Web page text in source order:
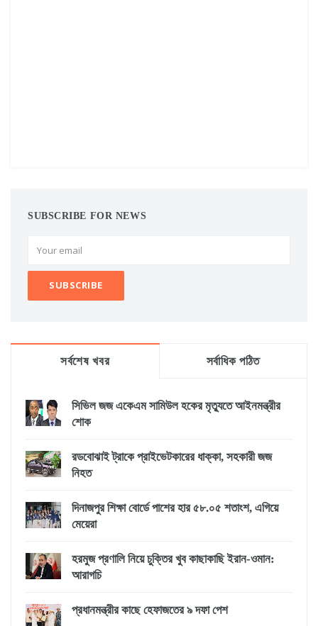
SUBSCRIBE FOR NEWS
সর্বশেষ খবর সর্বাধিক পঠিত
সিভিল জজ একেএম সামিউল হকের মৃত্যুতে আইনমন্ত্রীর
শোক
রডবোঝাই ট্রাকে প্রাইভেটকারের ধাক্কা, সহকারী জজ
নিহত
দিনাজপুর শিক্ষা বোর্ডে পাশের হার ৫৮.০৫ শতাংশ, এগিয়ে
মেয়েরা
হরমুজ প্রণালি নিয়ে চুক্তির খুব কাছাকাছি ইরান-ওমান:
আরাগচি
প্রধানমন্ত্রীর কাছে হেফাজতের ৯ দফা পেশ